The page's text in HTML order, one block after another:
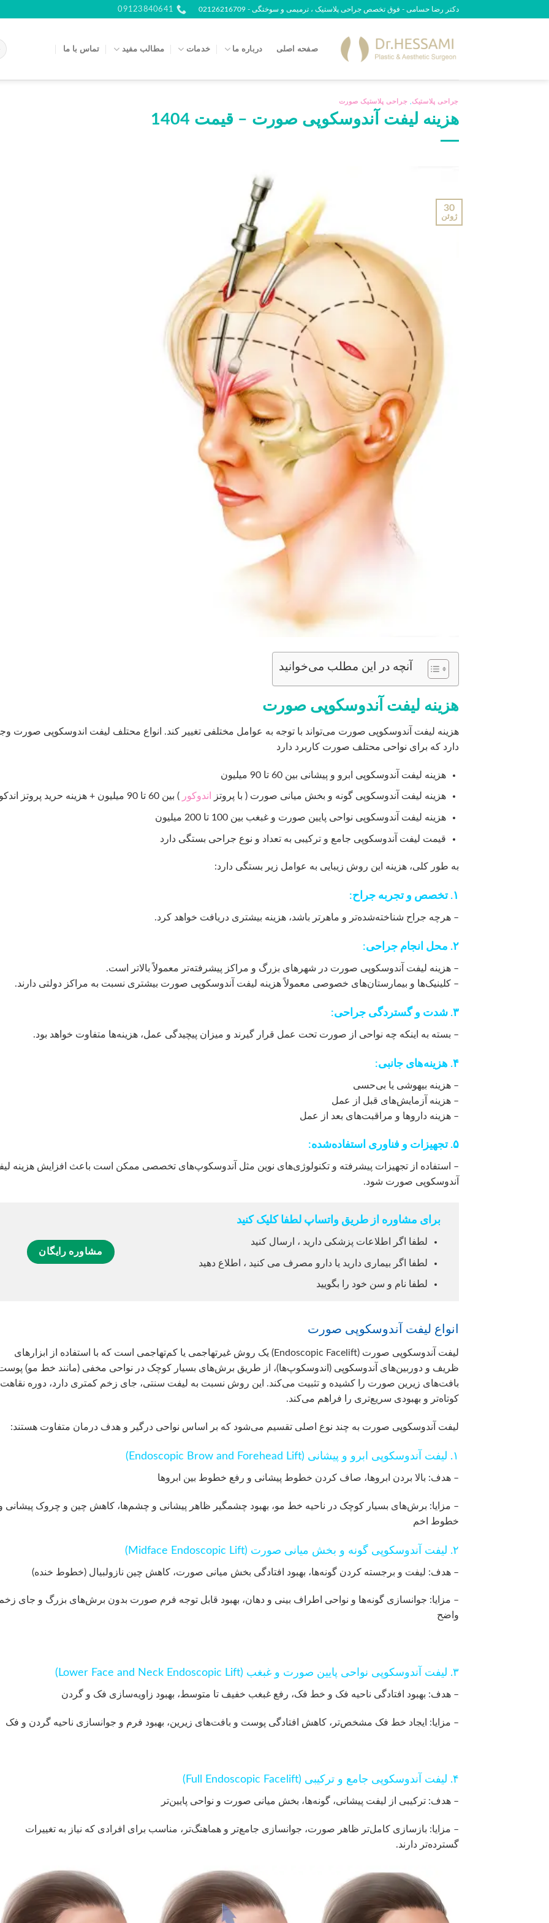
دکتر رضا حسامی - فوق تخصص جراحی پلاستیک ، ترمیمی و سوختگی - 02126216709 09123840641
صفحه اصلی درباره ما خدمات مطالب مفید تماس با ما
جراحی پلاستیک جراحی پلاستیک صورت
هزینه لیفت آندوسکوپی صورت – قیمت 1404
30
ژوئن
آنچه در این مطلب می‌خوانید
هزینه لیفت آندوسکوپی صورت
هزینه لیفت آندوسکوپی صورت می‌تواند با توجه به عوامل مختلفی تغییر کند. انواع محتلف لیفت اندوسکوپی صورت
دارد که برای نواحی محتلف صورت کاربرد دارد
هزینه لیفت آندوسکوپی ابرو و پیشانی بین 60 تا 90 میلیون
هزینه لیفت آندوسکوپی گونه و بخش میانی صورت ( با پروتز اندوکور ) بین 60 تا 90 میلیون + هزینه حرید پروتز اندکور
هزینه لیفت آندوسکوپی نواحی پایین صورت و غبغب بین 100 تا 200 میلیون
قیمت لیفت آندوسکوپی جامع و ترکیبی به تعداد و نوع جراحی بستگی دارد
به طور کلی، هزینه این روش زیبایی به عوامل زیر بستگی دارد:
۱. تخصص و تجربه جراح:
– هرچه جراح شناخته‌شده‌تر و ماهرتر باشد، هزینه بیشتری دریافت خواهد کرد.
۲. محل انجام جراحی:
– هزینه لیفت آندوسکوپی صورت در شهرهای بزرگ و مراکز پیشرفته‌تر معمولاً بالاتر است.
– کلینیک‌ها و بیمارستان‌های خصوصی معمولاً هزینه لیفت آندوسکوپی صورت بیشتری نسبت به مراکز دولتی دارند.
۳. شدت و گستردگی جراحی:
– بسته به اینکه چه نواحی از صورت تحت عمل قرار گیرند و میزان پیچیدگی عمل، هزینه‌ها متفاوت خواهد بود.
۴. هزینه‌های جانبی:
– هزینه بیهوشی یا بی‌حسی
– هزینه آزمایش‌های قبل از عمل
– هزینه داروها و مراقبت‌های بعد از عمل
۵. تجهیزات و فناوری استفاده‌شده:
– استفاده از تجهیزات پیشرفته و تکنولوژی‌های نوین مثل آندوسکوپ‌های تخصصی ممکن است باعث افزایش هزینه
آندوسکوپی صورت شود.
برای مشاوره از طریق واتساپ لطفا کلیک کنید
لطفا اگر اطلاعات پزشکی دارید ، ارسال کنید
لطفا اگر بیماری دارید یا دارو مصرف می کنید ، اطلاع دهید
لطفا نام و سن خود را بگویید
مشاوره رایگان
انواع لیفت آندوسکوپی صورت
لیفت آندوسکوپی صورت (Endoscopic Facelift) یک روش غیرتهاجمی یا کم‌تهاجمی است که با استفاده از ابزارهای
ظریف و دوربین‌های آندوسکوپی (اندوسکوپ‌ها)، از طریق برش‌های بسیار کوچک در نواحی مخفی (مانند خط مو)
بافت‌های زیرین صورت را کشیده و تثبیت می‌کند. این روش نسبت به لیفت سنتی، جای زخم کمتری دارد، دوره نقاهت
کوتاه‌تر و بهبودی سریع‌تری را فراهم می‌کند.
لیفت آندوسکوپی صورت به چند نوع اصلی تقسیم می‌شود که بر اساس نواحی درگیر و هدف درمان متفاوت هستند:
۱. لیفت آندوسکوپی ابرو و پیشانی (Endoscopic Brow and Forehead Lift)
– هدف: بالا بردن ابروها، صاف کردن خطوط پیشانی و رفع خطوط بین ابروها
– مزایا: برش‌های بسیار کوچک در ناحیه خط مو، بهبود چشمگیر ظاهر پیشانی و چشم‌ها، کاهش چین و چروک پیشانی
خطوط اخم
۲. لیفت آندوسکوپی گونه و بخش میانی صورت (Midface Endoscopic Lift)
– هدف: لیفت و برجسته کردن گونه‌ها، بهبود افتادگی بخش میانی صورت، کاهش چین نازولبیال (خطوط خنده)
– مزایا: جوانسازی گونه‌ها و نواحی اطراف بینی و دهان، بهبود قابل توجه فرم صورت بدون برش‌های بزرگ و جای
واضح
۳. لیفت آندوسکوپی نواحی پایین صورت و غبغب (Lower Face and Neck Endoscopic Lift)
– هدف: بهبود افتادگی ناحیه فک و خط فک، رفع غبغب خفیف تا متوسط، بهبود زاویه‌سازی فک و گردن
– مزایا: ایجاد خط فک مشخص‌تر، کاهش افتادگی پوست و بافت‌های زیرین، بهبود فرم و جوانسازی ناحیه گردن و فک
۴. لیفت آندوسکوپی جامع و ترکیبی (Full Endoscopic Facelift)
– هدف: ترکیبی از لیفت پیشانی، گونه‌ها، بخش میانی صورت و نواحی پایین‌تر
– مزایا: بازسازی کامل‌تر ظاهر صورت، جوانسازی جامع‌تر و هماهنگ‌تر، مناسب برای افرادی که نیاز به تغییرات
گسترده‌تر دارند.